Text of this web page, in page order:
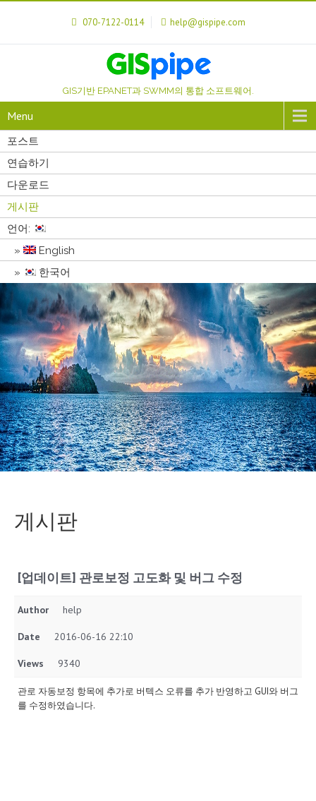
070-7122-0114 help@gispipe.com
GIS기반 EPANET과 SWMM의 통합 소프트웨어.
Menu
포스트
연습하기
다운로드
게시판
언어:
English
한국어
게시판
[업데이트] 관로보정 고도화 및 버그 수정
Author help
Date 2016-06-16 22:10
Views 9340
관로 자동보정 항목에 추가로 버텍스 오류를 추가 반영하고 GUI와 버그
를 수정하였습니다.